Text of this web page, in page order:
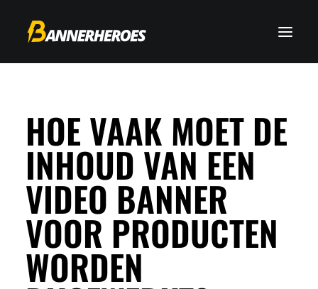
HOE VAAK MOET DE
INHOUD VAN EEN
VIDEO BANNER
VOOR PRODUCTEN
WORDEN